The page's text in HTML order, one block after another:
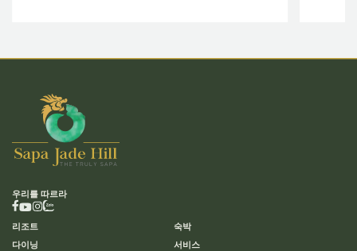
우리를 따르라
리조트
숙박
다이닝
서비스